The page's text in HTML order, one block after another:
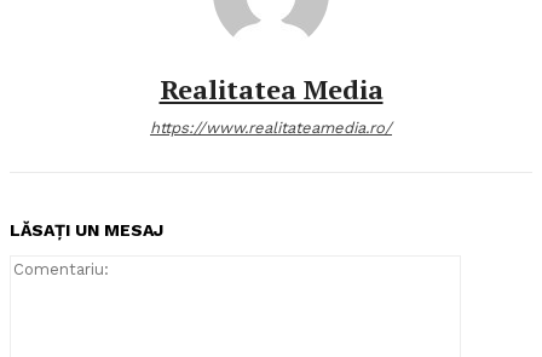
Realitatea Media
https://www.realitateamedia.ro/
LĂSAȚI UN MESAJ